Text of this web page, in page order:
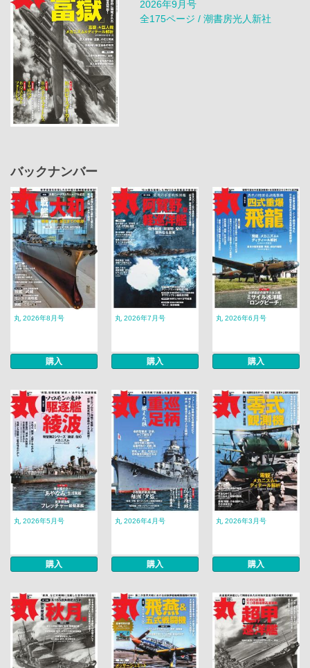
2026年9月号
全175ページ / 潮書房光人新社
バックナンバー
丸 2026年8月号
購入
丸 2026年7月号
購入
丸 2026年6月号
購入
丸 2026年5月号
購入
丸 2026年4月号
購入
丸 2026年3月号
購入